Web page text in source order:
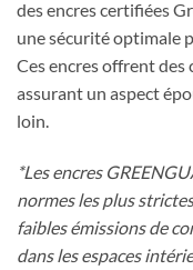
des encres certifiées
une sécurité optimale
Ces encres offrent des
assurant un aspect
loin.
*Les encres
normes les plus
faibles émissions de
dans les espaces